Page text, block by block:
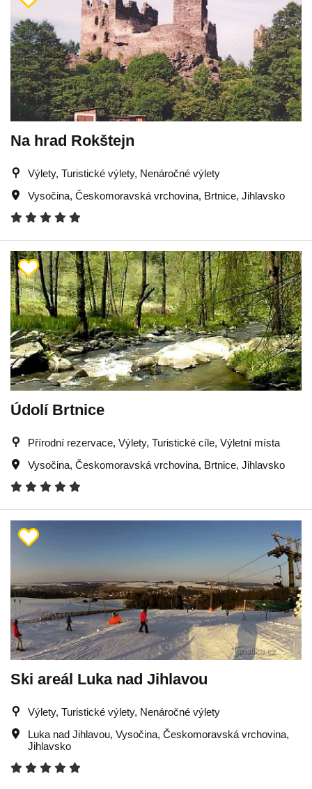
Na hrad Rokštejn
Výlety, Turistické výlety, Nenáročné výlety
Vysočina, Českomoravská vrchovina, Brtnice, Jihlavsko
Údolí Brtnice
Přírodní rezervace, Výlety, Turistické cíle, Výletní místa
Vysočina, Českomoravská vrchovina, Brtnice, Jihlavsko
Ski areál Luka nad Jihlavou
Výlety, Turistické výlety, Nenáročné výlety
Luka nad Jihlavou, Vysočina, Českomoravská vrchovina,
Jihlavsko